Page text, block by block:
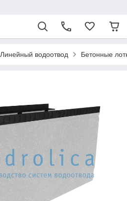
Линейный водоотвод Бетонные